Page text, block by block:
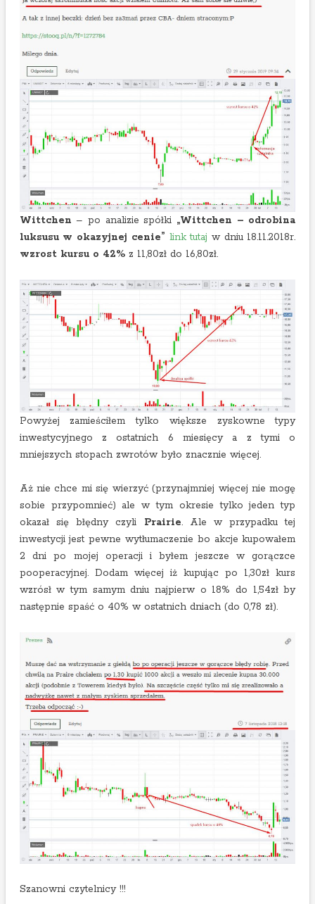
Wittchen – po analizie spółki „Wittchen – odrobina
luksusu w okazyjnej cenie” link tutaj w dniu 18.11.2018r.
wzrost kursu o 42%z 11,80zł do 16,80zł.
Powyżej zamieściłem tylko większe zyskowne typy
inwestycyjnego z ostatnich 6 miesięcy a z tymi o
mniejszych stopach zwrotów było znacznie więcej.
Aż nie chce mi się wierzyć (przynajmniej więcej nie mogę
sobie przypomnieć) ale w tym okresie tylko jeden typ
okazał się błędny czyli Prairie. Ale w przypadku tej
inwestycji jest pewne wytłumaczenie bo akcje kupowałem
2 dni po mojej operacji i byłem jeszcze w gorączce
pooperacyjnej. Dodam więcej iż kupując po 1,30zł kurs
wzrósł w tym samym dniu najpierw o 18% do 1,54zł by
następnie spaść o 40% w ostatnich dniach (do 0,78 zł).
Szanowni czytelnicy !!!